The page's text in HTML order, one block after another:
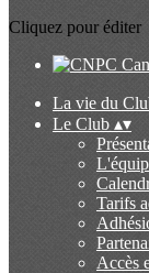
Cliquez pour éditer
La vie du
Le Club ▴▾
Tarifs
Accès